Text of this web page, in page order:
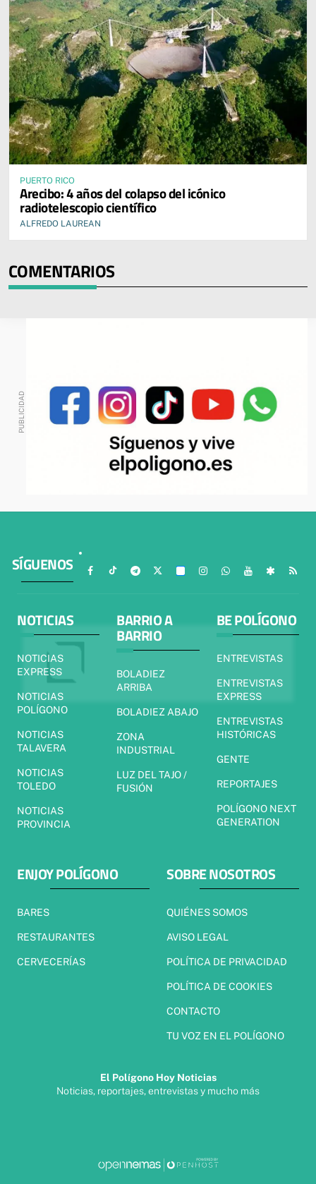
PUERTO RICO
Arecibo: 4 años del colapso del icónico
radiotelescopio científico
ALFREDO LAUREAN
COMENTARIOS
SÍGUENOS
NOTICIAS
NOTICIAS
EXPRESS
NOTICIAS
POLÍGONO
NOTICIAS
TALAVERA
NOTICIAS
TOLEDO
NOTICIAS
PROVINCIA
BARRIO A
BARRIO
BOLADIEZ
ARRIBA
BOLADIEZ ABAJO
ZONA
INDUSTRIAL
LUZ DEL TAJO /
FUSIÓN
BE POLÍGONO
ENTREVISTAS
ENTREVISTAS
EXPRESS
ENTREVISTAS
HISTÓRICAS
GENTE
REPORTAJES
POLÍGONO NEXT
GENERATION
ENJOY POLÍGONO
BARES
RESTAURANTES
CERVECERÍAS
SOBRE NOSOTROS
QUIÉNES SOMOS
AVISO LEGAL
POLÍTICA DE PRIVACIDAD
POLÍTICA DE COOKIES
CONTACTO
TU VOZ EN EL POLÍGONO
El Polígono Hoy Noticias
Noticias, reportajes, entrevistas y mucho más